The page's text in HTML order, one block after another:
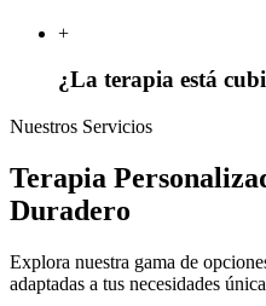
+
¿La terapia está
Nuestros Servicios
Terapia
Duradero
Explora nuestra gama de
adaptadas a tus necesidades